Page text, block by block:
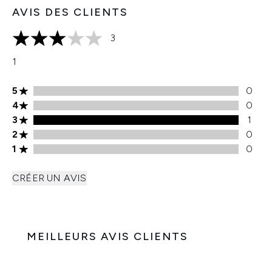
AVIS DES CLIENTS
3 étoiles sur un maximum de 5
3
1
Note de 5 étoiles 0 avis
5
0
Note de 4 étoiles 0 avis
4
0
Note de 3 étoiles 1 avis
3
1
Note de 2 étoiles 0 avis
2
0
Note de 1 étoiles 0 avis
1 0
CRÉER UN AVIS
MEILLEURS AVIS CLIENTS